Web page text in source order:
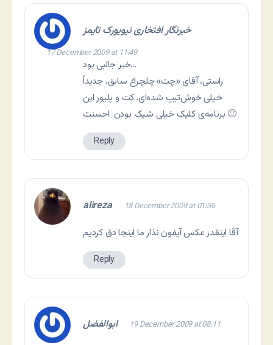
خبرنگار افتخاری نیویورک تایمز
17 December 2009 at 11:49
خبر جالبی بود…
راستی، آقای «چت» چلچراغ سابق، جدیداً
خیلی خوش‌تیپ شده‌ای. کت و پلیور این
برنامه‌ی کلیک خیلی شیک بودن. احسنت 🙂
Reply
alireza 18 December 2009 at 01:36
آقا اینقدر عکس آیفون نذار ما اینجا دق کردیم
Reply
ابوالفضل 19 December 2009 at 08:11